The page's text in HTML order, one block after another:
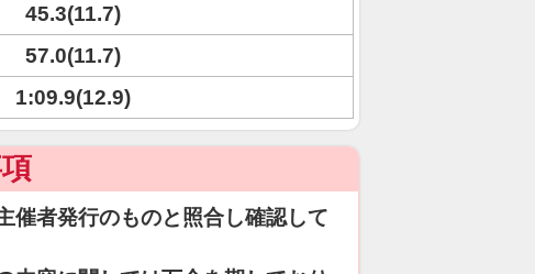
45.3(11.7)
57.0(11.7)
1:09.9(12.9)
催者発行のものと照合し確認して